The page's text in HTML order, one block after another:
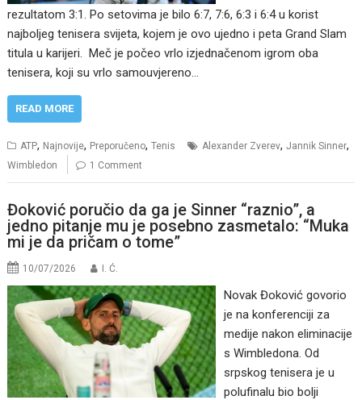
rezultatom 3:1. Po setovima je bilo 6:7, 7:6, 6:3 i 6:4 u korist
najboljeg tenisera svijeta, kojem je ovo ujedno i peta Grand Slam
titula u karijeri. Meč je počeo vrlo izjednačenom igrom oba
tenisera, koji su vrlo samouvjereno…
READ MORE
ATP, Najnovije, Preporučeno,Tenis Alexander Zverev,Jannik Sinner,
Wimbledon 1 Comment
Đoković poručio da ga je Sinner “raznio”, a
jedno pitanje mu je posebno zasmetalo: “Muka
mi je da pričam o tome”
10/07/2026 I. Ć.
Novak Đoković govorio
je na konferenciji za
medije nakon eliminacije
s Wimbledona. Od
srpskog tenisera je u
polufinalu bio bolji